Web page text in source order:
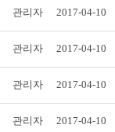
관리자 2017-04-10
관리자 2017-04-10
관리자 2017-04-10
관리자 2017-04-10